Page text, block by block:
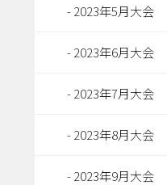
2023年5月大会
2023年6月大会
2023年7月大会
2023年8月大会
2023年9月大会